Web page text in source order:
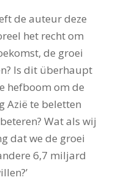
de auteur deze
het recht om
de groei
Is dit überhaupt
hefboom om de
Azië te beletten
Wat als wij
dat we de groei
6,7 miljard